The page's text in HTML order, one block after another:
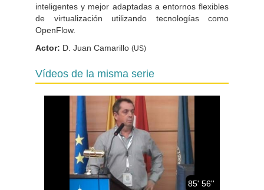
inteligentes y mejor adaptadas a entornos flexibles
de virtualización utilizando tecnologías como
OpenFlow.
Actor: D. Juan Camarillo (US)
Vídeos de la misma serie
85' 56''